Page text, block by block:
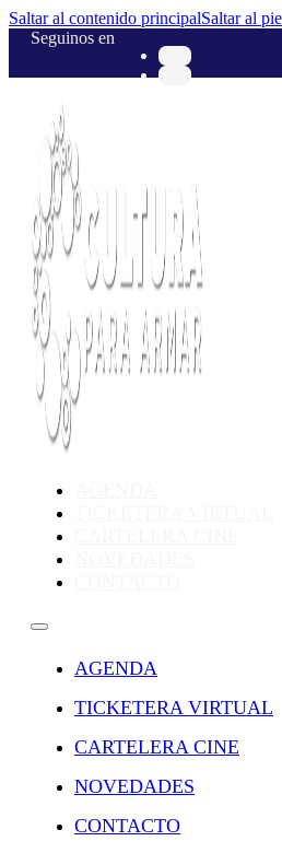
Saltar al contenido principalSaltar al
Seguinos en
AGENDA
TICKETERA VIRTUAL
CARTELERA CINE
NOVEDADES
CONTACTO